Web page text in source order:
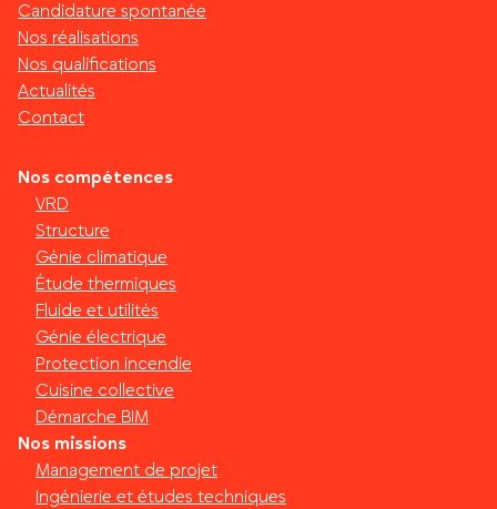
Candidature spontanée
Nos réalisations
Nos qualifications
Actualités
Contact
Nos compétences
VRD
Structure
Génie climatique
Étude thermiques
Fluide et utilités
Génie électrique
Protection incendie
Cuisine collective
Démarche BIM
Nos missions
Management de projet
Ingénierie et études techniques